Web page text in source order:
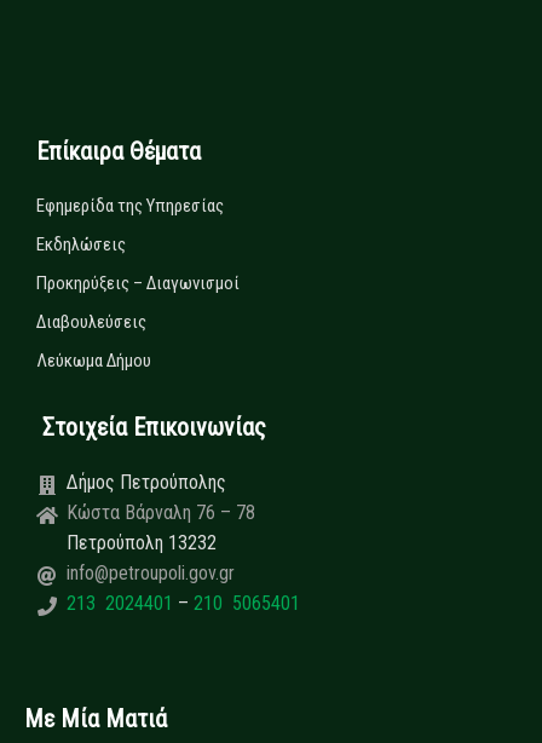
Επίκαιρα Θέματα
Εφημερίδα της Υπηρεσίας
Εκδηλώσεις
Προκηρύξεις – Διαγωνισμοί
Διαβουλεύσεις
Λεύκωμα Δήμου
Στοιχεία Επικοινωνίας
Δήμος Πετρούπολης
Κώστα Βάρναλη 76 – 78
Πετρούπολη 13232
info@petroupoli.gov.gr
213 2024401 – 210 5065401
Με Μία Ματιά